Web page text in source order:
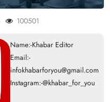
100501
Name:-Khabar Editor
Email:-
infokhabarforyou@gmail.com
Instagram:-@khabar_for_you